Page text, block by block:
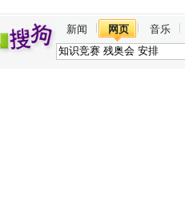
新闻 网页 音乐